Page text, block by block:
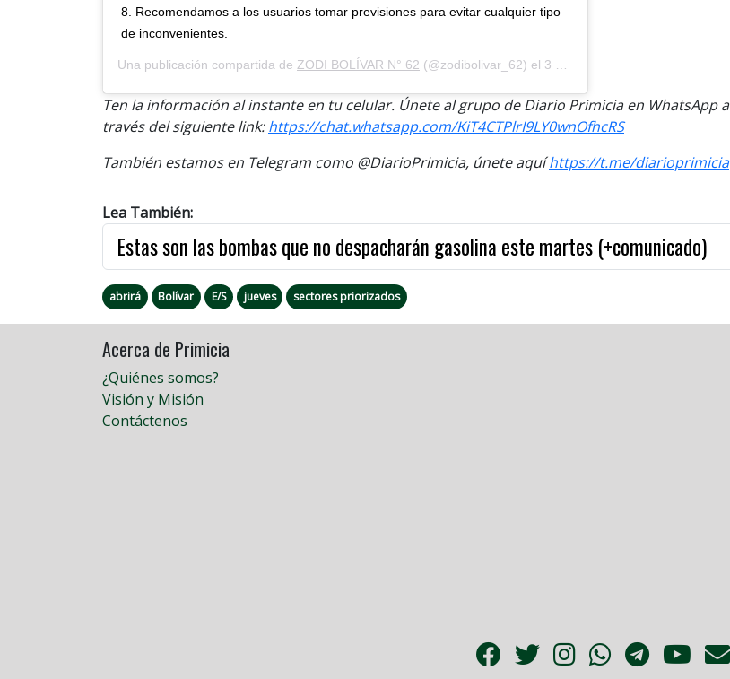
8. Recomendamos a los usuarios tomar previsiones para evitar cualquier tipo
de inconvenientes.
Una publicación compartida de ZODI BOLÍVAR N° 62 (@zodibolivar_62) el 3 Nov, 2020 a las 7:43 PST
Ten la información al instante en tu celular. Únete al grupo de Diario Primicia en WhatsApp a
través del siguiente link: https://chat.whatsapp.com/KiT4CTPlrI9LY0wnOfhcRS
También estamos en Telegram como @DiarioPrimicia, únete aquíhttps://t.me/diarioprimicia
Lea También:
Estas son las bombas que no despacharán gasolina este martes (+comunicado)
abrirá Bolívar E/S jueves sectores priorizados
Acerca de Primicia
¿Quiénes somos?
Visión y Misión
Contáctenos